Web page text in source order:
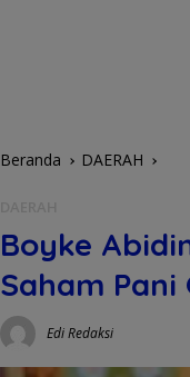
Beranda DAERAH
Boyke
Saham Pani
Edi Redaksi